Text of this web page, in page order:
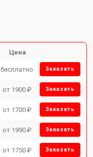
Цена
бесплатно Заказать
от 1900 ₽ Заказать
от 1700 ₽ Заказать
от 1990 ₽ Заказать
от 1750 ₽ Заказать